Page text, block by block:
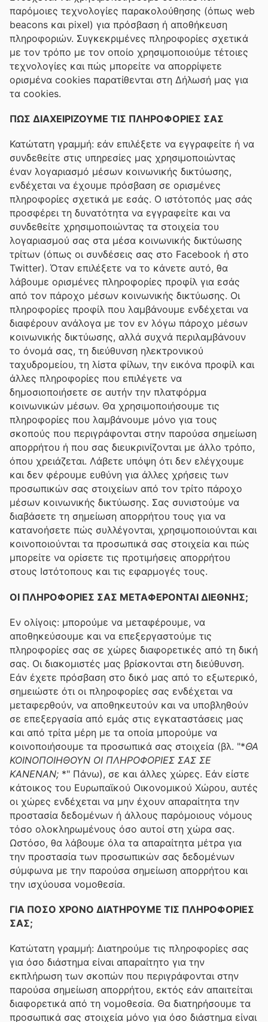
παρόμοιες τεχνολογίες παρακολούθησης (όπως web
beacons και pixel) για πρόσβαση ή αποθήκευση
πληροφοριών. Συγκεκριμένες πληροφορίες σχετικά
με τον τρόπο με τον οποίο χρησιμοποιούμε τέτοιες
τεχνολογίες και πώς μπορείτε να απορρίψετε
ορισμένα cookies παρατίθενται στη Δήλωσή μας για
τα cookies.
ΠΩΣ ΔΙΑΧΕΙΡΙΖΟΥΜΕ ΤΙΣ ΠΛΗΡΟΦΟΡΙΕΣ ΣΑΣ
Κατώτατη γραμμή: εάν επιλέξετε να εγγραφείτε ή να
συνδεθείτε στις υπηρεσίες μας χρησιμοποιώντας
έναν λογαριασμό μέσων κοινωνικής δικτύωσης,
ενδέχεται να έχουμε πρόσβαση σε ορισμένες
πληροφορίες σχετικά με εσάς. Ο ιστότοπός μας σάς
προσφέρει τη δυνατότητα να εγγραφείτε και να
συνδεθείτε χρησιμοποιώντας τα στοιχεία του
λογαριασμού σας στα μέσα κοινωνικής δικτύωσης
τρίτων (όπως οι συνδέσεις σας στο Facebook ή στο
Twitter). Όταν επιλέξετε να το κάνετε αυτό, θα
λάβουμε ορισμένες πληροφορίες προφίλ για εσάς
από τον πάροχο μέσων κοινωνικής δικτύωσης. Οι
πληροφορίες προφίλ που λαμβάνουμε ενδέχεται να
διαφέρουν ανάλογα με τον εν λόγω πάροχο μέσων
κοινωνικής δικτύωσης, αλλά συχνά περιλαμβάνουν
το όνομά σας, τη διεύθυνση ηλεκτρονικού
ταχυδρομείου, τη λίστα φίλων, την εικόνα προφίλ και
άλλες πληροφορίες που επιλέγετε να
δημοσιοποιήσετε σε αυτήν την πλατφόρμα
κοινωνικών μέσων. Θα χρησιμοποιήσουμε τις
πληροφορίες που λαμβάνουμε μόνο για τους
σκοπούς που περιγράφονται στην παρούσα σημείωση
απορρήτου ή που σας διευκρινίζονται με άλλο τρόπο,
όπου χρειάζεται. Λάβετε υπόψη ότι δεν ελέγχουμε
και δεν φέρουμε ευθύνη για άλλες χρήσεις των
προσωπικών σας στοιχείων από τον τρίτο πάροχο
μέσων κοινωνικής δικτύωσης. Σας συνιστούμε να
διαβάσετε τη σημείωση απορρήτου τους για να
κατανοήσετε πώς συλλέγονται, χρησιμοποιούνται και
κοινοποιούνται τα προσωπικά σας στοιχεία και πώς
μπορείτε να ορίσετε τις προτιμήσεις απορρήτου
στους Ιστότοπους και τις εφαρμογές τους.
ΟΙ ΠΛΗΡΟΦΟΡΙΕΣ ΣΑΣ ΜΕΤΑΦΕΡΟΝΤΑΙ ΔΙΕΘΝΗΣ;
Εν ολίγοις: μπορούμε να μεταφέρουμε, να
αποθηκεύσουμε και να επεξεργαστούμε τις
πληροφορίες σας σε χώρες διαφορετικές από τη δική
σας. Οι διακομιστές μας βρίσκονται στη διεύθυνση.
Εάν έχετε πρόσβαση στο δικό μας από το εξωτερικό,
σημειώστε ότι οι πληροφορίες σας ενδέχεται να
μεταφερθούν, να αποθηκευτούν και να υποβληθούν
σε επεξεργασία από εμάς στις εγκαταστάσεις μας
και από τρίτα μέρη με τα οποία μπορούμε να
κοινοποιήσουμε τα προσωπικά σας στοιχεία (βλ. "*ΘΑ
ΚΟΙΝΟΠΟΙΗΘΟΥΝ ΟΙ ΠΛΗΡΟΦΟΡΙΕΣ ΣΑΣ ΣΕ
ΚΑΝΕΝΑΝ; *" Πάνω), σε και άλλες χώρες. Εάν είστε
κάτοικος του Ευρωπαϊκού Οικονομικού Χώρου, αυτές
οι χώρες ενδέχεται να μην έχουν απαραίτητα την
προστασία δεδομένων ή άλλους παρόμοιους νόμους
τόσο ολοκληρωμένους όσο αυτοί στη χώρα σας.
Ωστόσο, θα λάβουμε όλα τα απαραίτητα μέτρα για
την προστασία των προσωπικών σας δεδομένων
σύμφωνα με την παρούσα σημείωση απορρήτου και
την ισχύουσα νομοθεσία.
ΓΙΑ ΠΟΣΟ ΧΡΟΝΟ ΔΙΑΤΗΡΟΥΜΕ ΤΙΣ ΠΛΗΡΟΦΟΡΙΕΣ
ΣΑΣ;
Κατώτατη γραμμή: Διατηρούμε τις πληροφορίες σας
για όσο διάστημα είναι απαραίτητο για την
εκπλήρωση των σκοπών που περιγράφονται στην
παρούσα σημείωση απορρήτου, εκτός εάν απαιτείται
διαφορετικά από τη νομοθεσία. Θα διατηρήσουμε τα
προσωπικά σας στοιχεία μόνο για όσο διάστημα είναι